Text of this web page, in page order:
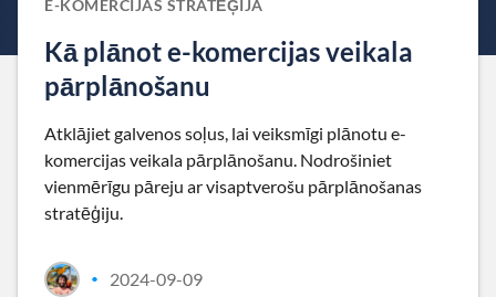
E-KOMERCIJAS STRATĒĢIJA
Kā plānot e-komercijas veikala
pārplānošanu
Atklājiet galvenos soļus, lai veiksmīgi plānotu e-
komercijas veikala pārplānošanu. Nodrošiniet
vienmērīgu pāreju ar visaptverošu pārplānošanas
stratēģiju.
• 2024-09-09